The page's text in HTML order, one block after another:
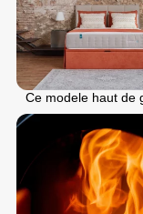
Ce modele haut de